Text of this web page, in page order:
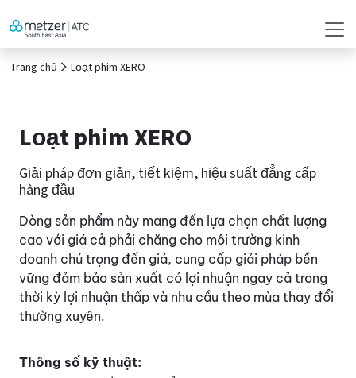
Trang chủ Loạt phim XERO
Loạt phim XERO
Giải pháp đơn giản, tiết kiệm, hiệu suất đẳng cấp
hàng đầu
Dòng sản phẩm này mang đến lựa chọn chất lượng
cao với giá cả phải chăng cho môi trường kinh
doanh chú trọng đến giá, cung cấp giải pháp bền
vững đảm bảo sản xuất có lợi nhuận ngay cả trong
thời kỳ lợi nhuận thấp và nhu cầu theo mùa thay đổi
thường xuyên.
Thông số kỹ thuật: